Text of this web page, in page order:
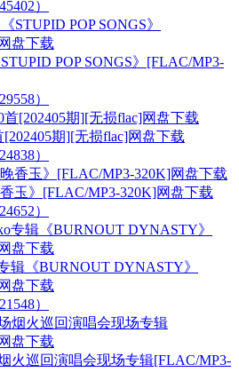
）
POP SONGS》[FLAC/MP3-
）
期][无损flac]网盘下载
）
玉》[FLAC/MP3-320K]网盘下载
）
辑《BURNOUT DYNASTY》
盘下载
）
火巡回演唱会现场专辑[FLAC/MP3-